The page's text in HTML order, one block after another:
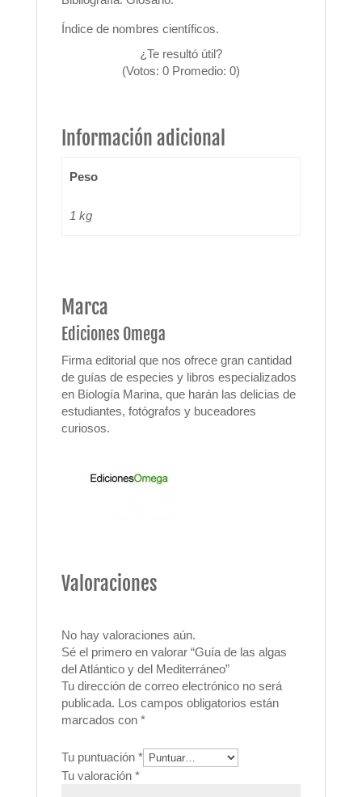
Índice de nombres científicos.
¿Te resultó útil?
(Votos: 0Promedio: 0)
Información adicional
Peso
1 kg
Marca
Ediciones Omega
Firma editorial que nos ofrece gran cantidad
de guías de especies y libros especializados
en Biología Marina, que harán las delicias de
estudiantes, fotógrafos y buceadores
curiosos.
Valoraciones
No hay valoraciones aún.
Sé el primero en valorar “Guía de las algas
del Atlántico y del Mediterráneo”
Tu dirección de correo electrónico no será
publicada. Los campos obligatorios están
marcados con *
Tu puntuación *
Tu valoración *